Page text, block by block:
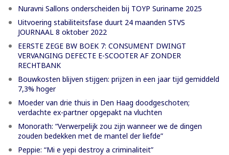
Nuravni Sallons onderscheiden bij TOYP Suriname 2025
Uitvoering stabiliteitsfase duurt 24 maanden STVS
JOURNAAL 8 oktober 2022
EERSTE ZEGE BW BOEK 7: CONSUMENT DWINGT
VERVANGING DEFECTE E-SCOOTER AF ZONDER
RECHTBANK
Bouwkosten blijven stijgen: prijzen in een jaar tijd gemiddeld
7,3% hoger
Moeder van drie thuis in Den Haag doodgeschoten;
verdachte ex-partner opgepakt na vluchten
Monorath: “Verwerpelijk zou zijn wanneer we de dingen
zouden bedekken met de mantel der liefde”
Peppie: “Mi e yepi destroy a criminaliteit”